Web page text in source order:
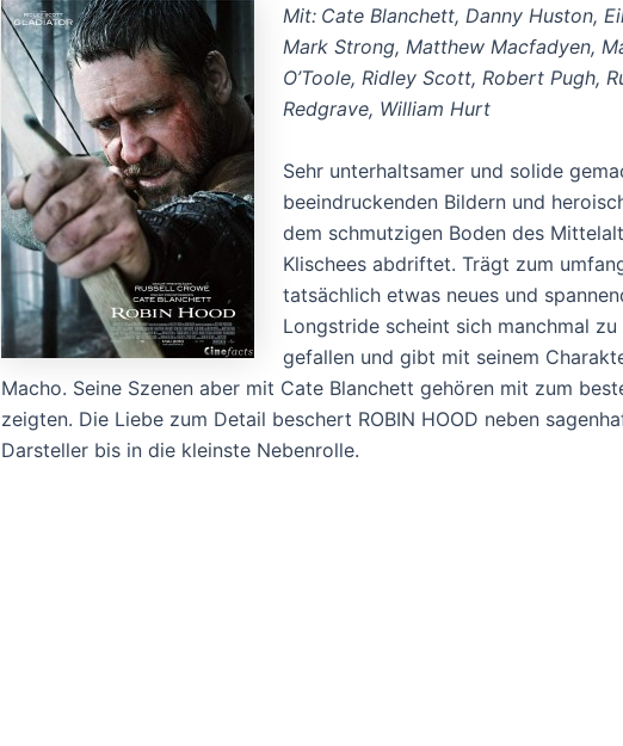
Mit: Cate Blanchett, Danny Huston,
Mark Strong, Matthew Macfadyen,
O’Toole, Ridley Scott, Robert Pugh,
Redgrave, William Hurt
Sehr unterhaltsamer und solide
beeindruckenden Bildern und
dem schmutzigen Boden des
Klischees abdriftet. Trägt zum
tatsächlich etwas neues und
Longstride scheint sich manchmal
gefallen und gibt mit seinem
Macho. Seine Szenen aber mit Cate Blanchett gehören mit zum
zeigten. Die Liebe zum Detail beschert ROBIN HOOD neben
Darsteller bis in die kleinste Nebenrolle.